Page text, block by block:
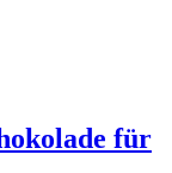
für